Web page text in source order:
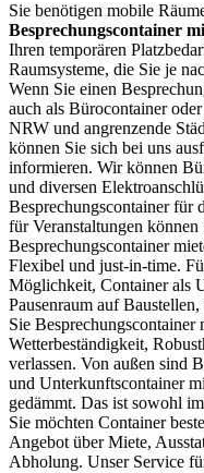
Sie benötigen mobile
Besprechungscontainer
Ihren temporären
Raumsysteme, die Sie je
Wenn Sie einen
auch als Bürocontainer
NRW und angrenzende
können Sie sich bei uns
informieren. Wir können
und diversen
Besprechungscontainer für
für Veranstaltungen
Besprechungscontainer
Flexibel und just-in-time.
Möglichkeit, Container als
Pausenraum auf
Sie
Wetterbeständigkeit,
verlassen. Von außen sind
und Unterkunftscontainer
gedämmt. Das ist sowohl
Sie möchten Container
Angebot über Miete,
Abholung. Unser Service